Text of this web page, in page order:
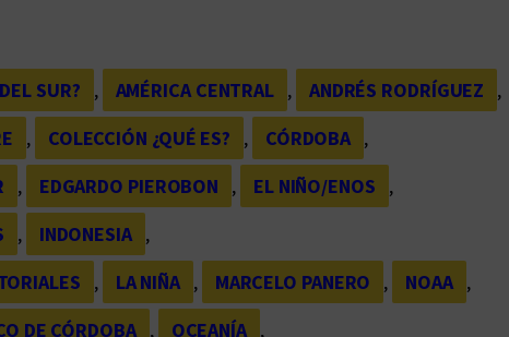
SUR? , AMÉRICA CENTRAL , ANDRÉS RODRÍGUEZ
,
, COLECCIÓN ¿QUÉ ES? , CÓRDOBA ,
, EDGARDO PIEROBON , EL NIÑO/ENOS
,
, INDONESIA ,
, LA NIÑA , MARCELO PANERO , NOAA ,
DE CÓRDOBA , OCEANÍA ,